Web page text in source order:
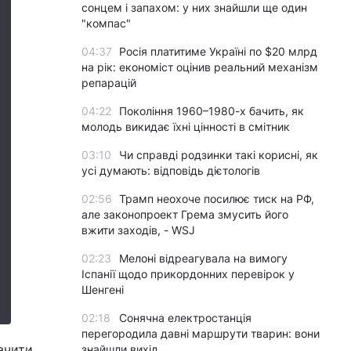
сонцем і запахом: у них знайшли ще один
"компас"
04:37
Росія платитиме Україні по $20 млрд
на рік: економіст оцінив реальний механізм
репарацій
04:22
Покоління 1960–1980-х бачить, як
молодь викидає їхні цінності в смітник
03:10
Чи справді родзинки такі корисні, як
усі думають: відповідь дієтологів
02:56 Трамп неохоче посилює тиск на РФ,
але законопроект Грема змусить його
вжити заходів, - WSJ
02:23
Мелоні відреагувала на вимогу
Іспанії щодо прикордонних перевірок у
Шенгені
02:18
Сонячна електростанція
перегородила давні маршрути тварин: вони